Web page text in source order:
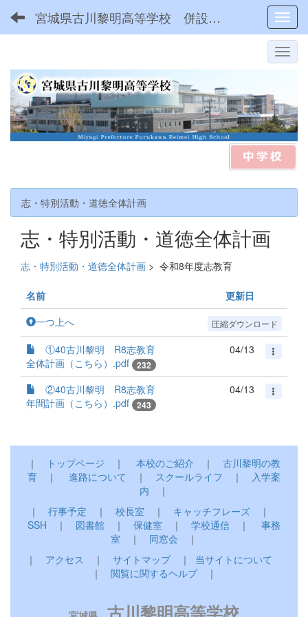
宮城県古川黎明高等学校 併設型中高一貫
志・特別活動・道徳全体計画
志・特別活動・道徳全体計画
志・特別活動・道徳全体計画 > 令和8年度志教育
名前
更新日
一つ上へ
圧縮ダウンロード
①40古川黎明 R8志教育
全体計画（こちら）.pdf
232
04/13
②40古川黎明 R8志教育
年間計画（こちら）.pdf
243
04/13
｜ トップページ ｜ 本校のご紹介 ｜ 古川黎明の教
育 ｜ 進路について ｜ スクールライフ ｜ 入学案
内 ｜
｜ 行事予定 ｜ 校長室 ｜ キャッチフレーズ ｜
SSH ｜ 図書館 ｜ 保健室 ｜ 学校通信 ｜ 事務
室 ｜ 同窓会 ｜
｜ アクセス ｜ サイトマップ｜ 当サイトについて
｜ 閲覧に関するヘルプ｜